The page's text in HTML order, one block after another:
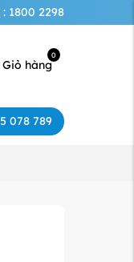
1800 2298
Giỏ hàng
0
078 789